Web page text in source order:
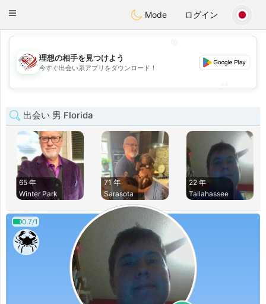
StatesDating
Toggle
Mode ログイン
💖
💕
理想の相手を見つけよう
今すぐ出会い系アプリをダウンロード！
出会い 男 Florida
65 年
Winter Park
71 年
Sarasota
22 年
Tallahassee
0.7/1